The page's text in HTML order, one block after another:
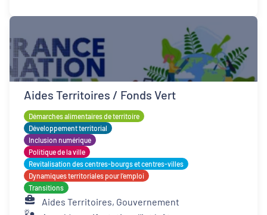
Aides Territoires / Fonds Vert
Démarches alimentaires de territoire
Développement territorial
Inclusion numérique
Politique de la ville
Revitalisation des centres-bourgs et centres-villes
Dynamiques territoriales pour l’emploi
Transitions
Aides Territoires, Gouvernement